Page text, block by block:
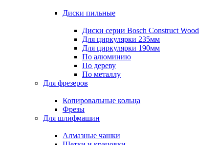
Диски пильные
Диски серии Bosch Construct Wood
Для циркулярки 235мм
Для циркулярки 190мм
По алюминию
По дереву
По металлу
Для фрезеров
Копировальные кольца
Фрезы
Для шлифмашин
Алмазные чашки